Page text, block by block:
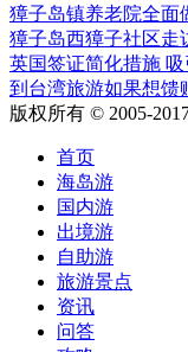
獐子岛镇养老院全面
獐子岛西獐子社区走
英国签证简化措施
到台湾旅游如果想馈
版权所有 © 2005-
首页
海岛游
国内游
出境游
自助游
旅游景点
资讯
问答